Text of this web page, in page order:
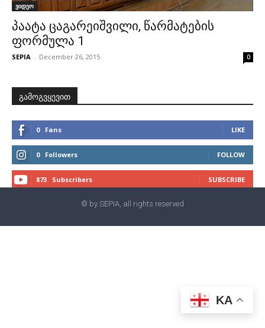
ვიდეო
პაატა ცაგარეიშვილი, წარმატების
ფორმულა 1
SEPIA - December 26, 2015 0
გამოგვყევით
0 Fans LIKE
0 Followers FOLLOW
873 Subscribers SUBSCRIBE
© by SEPIA, all rights reserved
KA